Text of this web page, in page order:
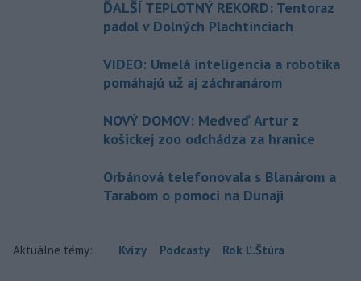
ĎALŠÍ TEPLOTNÝ REKORD: Tentoraz
padol v Dolných Plachtinciach
VIDEO: Umelá inteligencia a robotika
pomáhajú už aj záchranárom
NOVÝ DOMOV: Medveď Artur z
košickej zoo odchádza za hranice
Orbánová telefonovala s Blanárom a
Tarabom o pomoci na Dunaji
Aktuálne témy: Kvízy Podcasty Rok Ľ.Štúra